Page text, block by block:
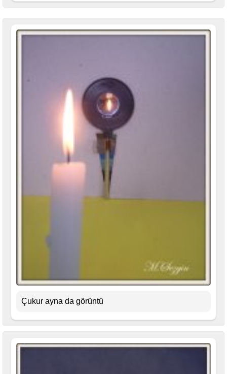
Çukur ayna da görüntü